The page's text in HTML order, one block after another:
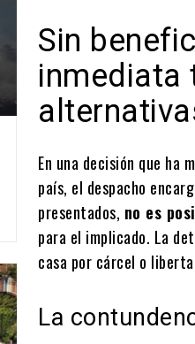
Sin
inmediata
En una decisión que ha
país, el despacho
presentados, no es
para el implicado. La
casa por cárcel o
La